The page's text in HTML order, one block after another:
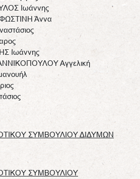
Ιωάννης
Άννα
Ιωάννης
Αγγελική
ΣΥΜΒΟΥΛΙΟΥ ΔΙΔΥΜΩΝ
ΣΥΜΒΟΥΛΙΟΥ